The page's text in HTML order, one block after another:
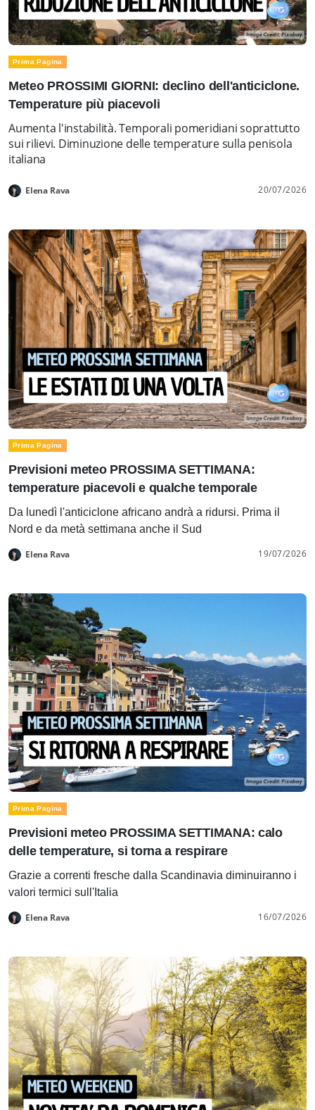
Prima Pagina
Meteo PROSSIMI GIORNI: declino dell'anticiclone.
Temperature più piacevoli
Aumenta l'instabilità. Temporali pomeridiani soprattutto
sui rilievi. Diminuzione delle temperature sulla penisola
italiana
Elena Rava 20/07/2026
Prima Pagina
Previsioni meteo PROSSIMA SETTIMANA:
temperature piacevoli e qualche temporale
Da lunedì l'anticiclone africano andrà a ridursi. Prima il
Nord e da metà settimana anche il Sud
Elena Rava 19/07/2026
Prima Pagina
Previsioni meteo PROSSIMA SETTIMANA: calo
delle temperature, si torna a respirare
Grazie a correnti fresche dalla Scandinavia diminuiranno i
valori termici sull'Italia
Elena Rava 16/07/2026